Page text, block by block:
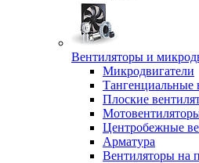
Вентиляторы и
Микродвигатели
Тангенциальные
Плоские
Центробежные
Арматура
Вентиляторы на